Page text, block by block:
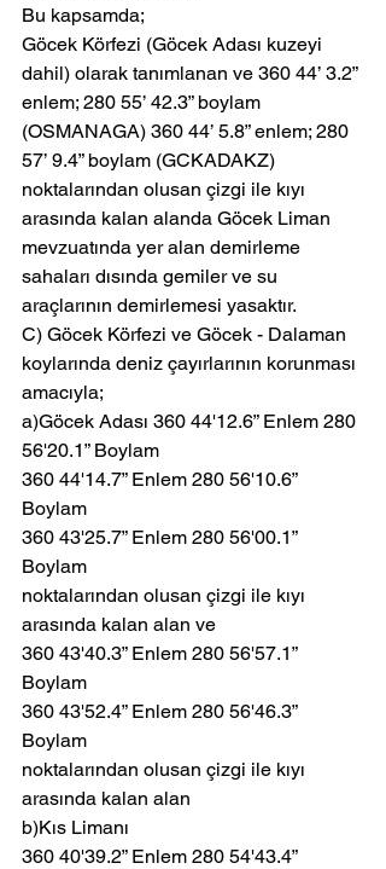
Bu kapsamda;
Göcek Körfezi (Göcek Adası kuzeyi
dahil) olarak tanımlanan ve 360 44’ 3.2”
enlem; 280 55’ 42.3” boylam
(OSMANAGA) 360 44’ 5.8” enlem; 280
57’ 9.4” boylam (GCKADAKZ)
noktalarından olusan çizgi ile kıyı
arasında kalan alanda Göcek Liman
mevzuatında yer alan demirleme
sahaları dısında gemiler ve su
araçlarının demirlemesi yasaktır.
C) Göcek Körfezi ve Göcek - Dalaman
koylarında deniz çayırlarının korunması
amacıyla;
a)Göcek Adası 360 44'12.6” Enlem 280
56'20.1” Boylam
360 44'14.7” Enlem 280 56'10.6”
Boylam
360 43'25.7” Enlem 280 56'00.1”
Boylam
noktalarından olusan çizgi ile kıyı
arasında kalan alan ve
360 43'40.3” Enlem 280 56'57.1”
Boylam
360 43'52.4” Enlem 280 56'46.3”
Boylam
noktalarından olusan çizgi ile kıyı
arasında kalan alan
b)Kıs Limanı
360 40'39.2” Enlem 280 54'43.4”